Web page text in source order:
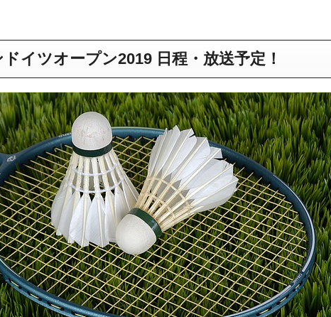
イツオープン2019 日程・放送予定！